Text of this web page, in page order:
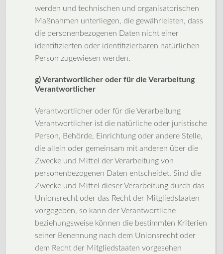
werden und technischen und organisatorischen
Maßnahmen unterliegen, die gewährleisten, dass
die personenbezogenen Daten nicht einer
identifizierten oder identifizierbaren natürlichen
Person zugewiesen werden.
g) Verantwortlicher oder für die Verarbeitung
Verantwortlicher
Verantwortlicher oder für die Verarbeitung
Verantwortlicher ist die natürliche oder juristische
Person, Behörde, Einrichtung oder andere Stelle,
die allein oder gemeinsam mit anderen über die
Zwecke und Mittel der Verarbeitung von
personenbezogenen Daten entscheidet. Sind die
Zwecke und Mittel dieser Verarbeitung durch das
Unionsrecht oder das Recht der Mitgliedstaaten
vorgegeben, so kann der Verantwortliche
beziehungsweise können die bestimmten Kriterien
seiner Benennung nach dem Unionsrecht oder
dem Recht der Mitgliedstaaten vorgesehen